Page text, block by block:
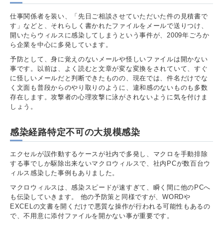
仕事関係者を装い、「先日ご相談させていただいた件の見積書で
す」などと、それらしく書かれたファイルをメールで送りつけ、
開いたらウィルスに感染してしまうという事件が、2009年ごろか
ら企業を中心に多発しています。
予防として、身に覚えのないメールや怪しいファイルは開かない
事です。以前は、よく読むと文章が変な変換をされていて、すぐ
に怪しいメールだと判断できたものの、現在では、件名だけでな
く文面も普段からのやり取りのように、違和感のないものも多数
存在します。攻撃者の心理攻撃に泳がされないように気を付けま
しょう。
感染経路特定不可の大規模感染
エクセルが誤作動するケースが社内で多発し、マクロを手動排除
する事でしか駆除出来ないマクロウィルスで、社内PCが数百台ウ
ィルス感染した事例もありました。
マクロウィルスは、感染スピードが速すぎて、瞬く間に他のPCへ
も伝染していきます。 他の予防策と同様ですが、WORDや
EXCELの文書を開くだけで悪質な操作が行われる可能性もあるの
で、不用意に添付ファイルを開かない事が重要です。